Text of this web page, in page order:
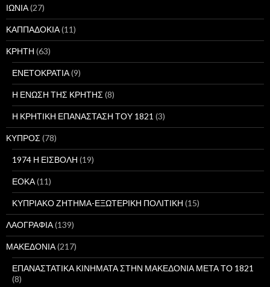
ΙΩΝΙΑ(27)
ΚΑΠΠΑΔΟΚΙΑ(11)
ΚΡΗΤΗ (63)
ΕΝΕΤΟΚΡΑΤΙΑ(9)
Η ΕΝΩΣΗ ΤΗΣ ΚΡΗΤΗΣ (8)
Η ΚΡΗΤΙΚΗ ΕΠΑΝΑΣΤΑΣΗ ΤΟΥ 1821 (3)
ΚΥΠΡΟΣ (78)
1974 Η ΕΙΣΒΟΛΗ (19)
ΕΟΚΑ(11)
ΚΥΠΡΙΑΚΟ ΖΗΤΗΜΑ-ΕΞΩΤΕΡΙΚΗ ΠΟΛΙΤΙΚΗ (15)
ΛΑΟΓΡΑΦΙΑ(139)
ΜΑΚΕΔΟΝΙΑ(217)
ΕΠΑΝΑΣΤΑΤΙΚΑ ΚΙΝΗΜΑΤΑ ΣΤΗΝ ΜΑΚΕΔΟΝΙΑ ΜΕΤΑ ΤΟ 1821
(8)